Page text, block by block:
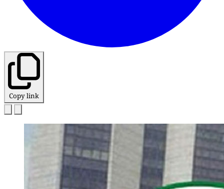
Copy link